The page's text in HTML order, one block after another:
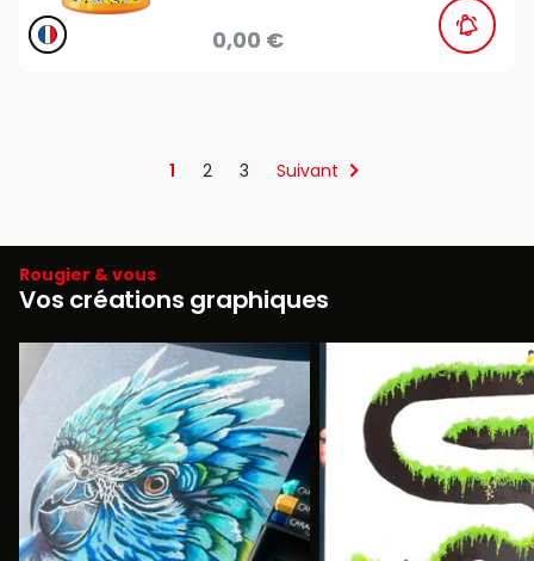
0,00 €
1 2 3 Suivant
Rougier & vous
Vos créations graphiques